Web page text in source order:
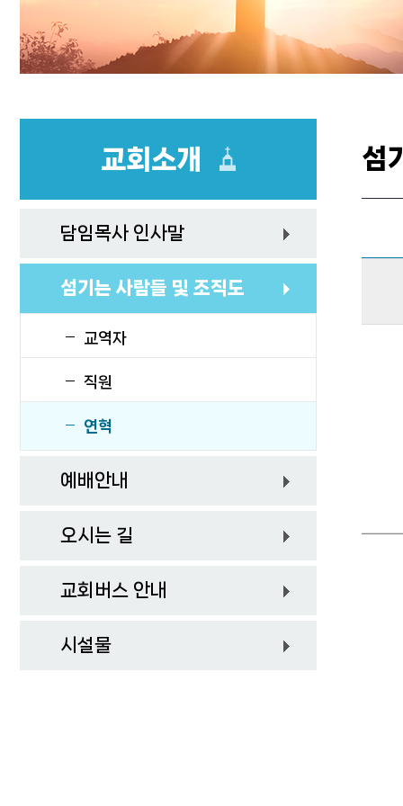
교회소개
담임목사 인사말
섬기는 사람들 및 조직도
교역자
직원
연혁
예배안내
오시는 길
교회버스 안내
시설물
섬